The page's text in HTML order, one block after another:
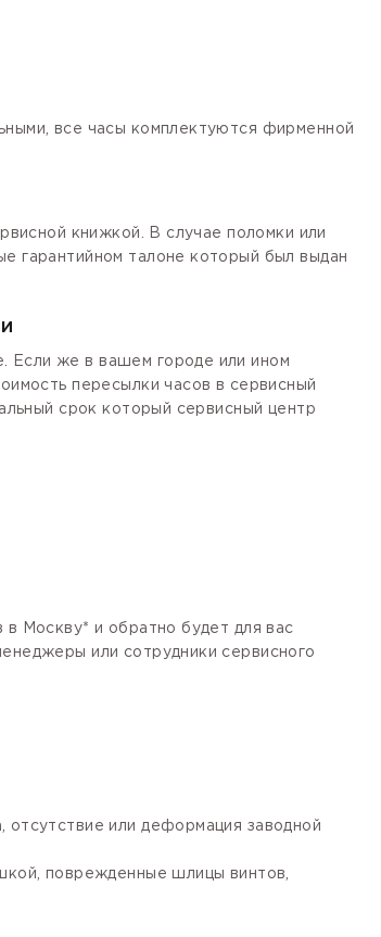
все часы комплектуются фирменной
книжкой. В случае поломки или
гарантийном талоне который был выдан
Если же в вашем городе или ином
пересылки часов в сервисный
срок который сервисный центр
в Москву* и обратно будет для вас
или сотрудники сервисного
или деформация заводной
поврежденные шлицы винтов,